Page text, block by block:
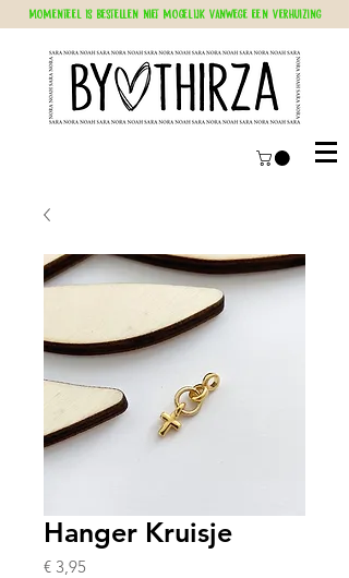
Momenteel is bestellen niet mogelijk vanwege een verhuizing
Hanger Kruisje
€ 3,95